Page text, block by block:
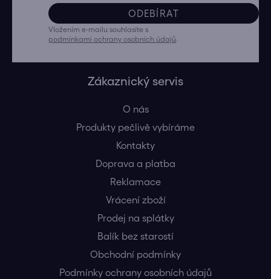
ODEBÍRAT
Vložením e-mailu souhlasíte s
podmínkami ochrany osobních údajů
Zákaznický servis
O nás
Produkty pečlivě vybíráme
Kontakty
Doprava a platba
Reklamace
Vrácení zboží
Prodej na splátky
Balík bez starostí
Obchodní podmínky
Podmínky ochrany osobních údajů